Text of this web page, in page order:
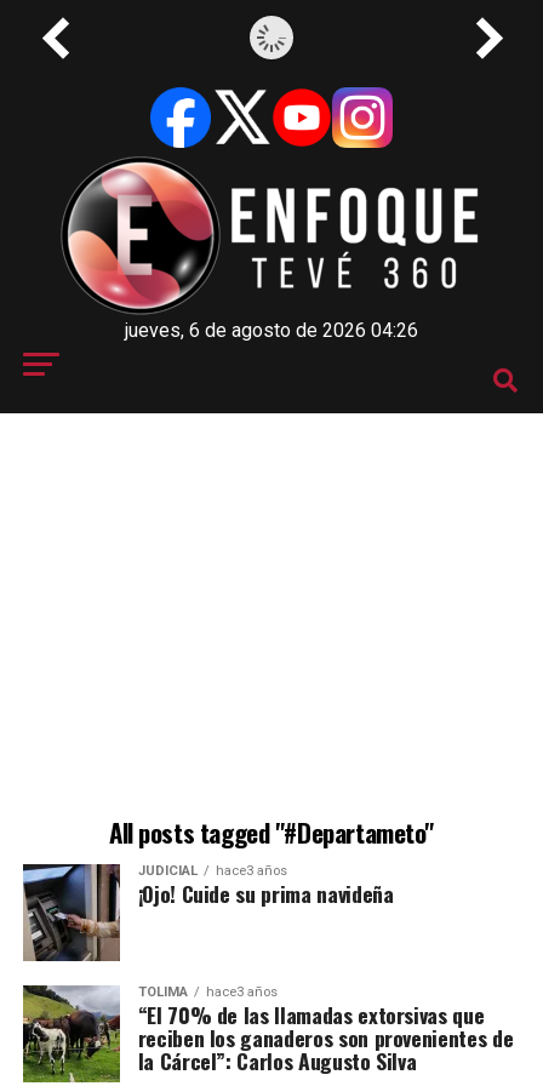
jueves, 6 de agosto de 2026 04:26
All posts tagged "#Departameto"
JUDICIAL hace3 años
¡Ojo! Cuide su prima navideña
TOLIMA hace3 años
“El 70% de las llamadas extorsivas que
reciben los ganaderos son provenientes de
la Cárcel”: Carlos Augusto Silva